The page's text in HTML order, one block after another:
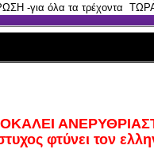
-για όλα τα τρέχοντα
φτύνει τον